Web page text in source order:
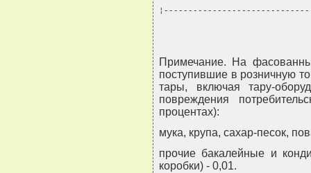
Примечание. На
поступившие в розничную
тары, включая тару-
повреждения
процентах):
мука, крупа, сахар-песок,
прочие бакалейные и
коробки) - 0,01.